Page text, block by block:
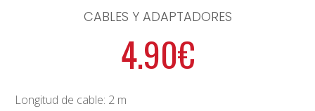
CABLES Y ADAPTADORES
4.90€
Longitud de cable: 2 m